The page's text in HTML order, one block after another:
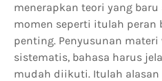
menerapkan teori yang
momen seperti itulah peran
penting. Penyusunan
sistematis, bahasa harus
mudah diikuti. Itulah